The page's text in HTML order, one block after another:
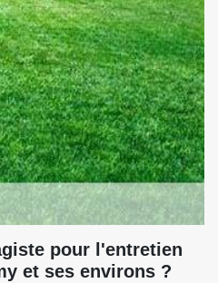
pour l'entretien
et ses environs ?